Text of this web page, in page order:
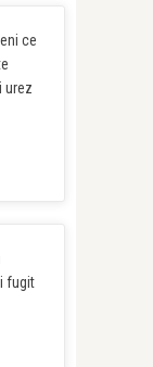
ce
urez
fugit